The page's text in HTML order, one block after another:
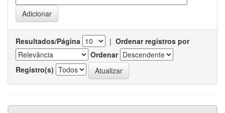
Resultados/Página | Ordenar registros por
Ordenar
Registro(s)